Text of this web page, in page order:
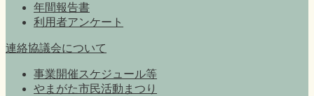
年間報告書
利用者アンケート
連絡協議会について
事業開催スケジュール等
やまがた市民活動まつり